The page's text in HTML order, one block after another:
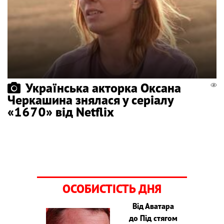
Українська акторка Оксана
Черкашина знялася у серіалу
«1670» від Netflix
ОСОБИСТІСТЬ ДНЯ
Від Аватара
до Під стягом